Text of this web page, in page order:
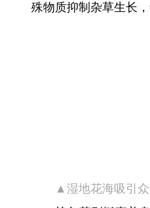
殊物质抑制杂草生长
▲湿地花海吸引众